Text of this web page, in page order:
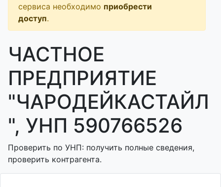
сервиса необходимо приобрести
доступ.
ЧАСТНОЕ
ПРЕДПРИЯТИЕ
"ЧАРОДЕЙКАСТАЙЛ
", УНП 590766526
Проверить по УНП: получить полные сведения,
проверить контрагента.